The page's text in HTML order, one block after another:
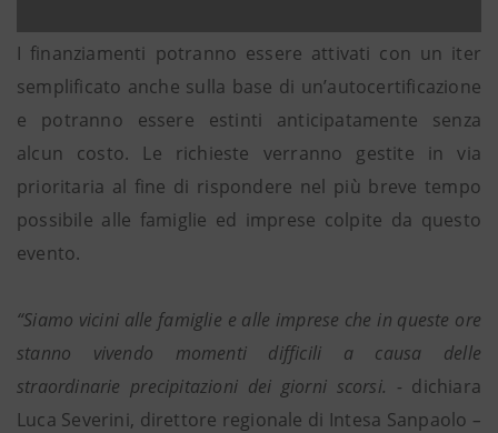
I finanziamenti potranno essere attivati con un iter
semplificato anche sulla base di un’autocertificazione
e potranno essere estinti anticipatamente senza
alcun costo. Le richieste verranno gestite in via
prioritaria al fine di rispondere nel più breve tempo
possibile alle famiglie ed imprese colpite da questo
evento.
“Siamo vicini alle famiglie e alle imprese che in queste ore
stanno vivendo momenti difficili a causa delle
straordinarie precipitazioni dei giorni scorsi. - dichiara
Luca Severini, direttore regionale di Intesa Sanpaolo –